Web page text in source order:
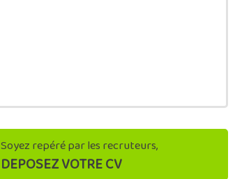
Soyez repéré par les recruteurs,
DEPOSEZ VOTRE CV